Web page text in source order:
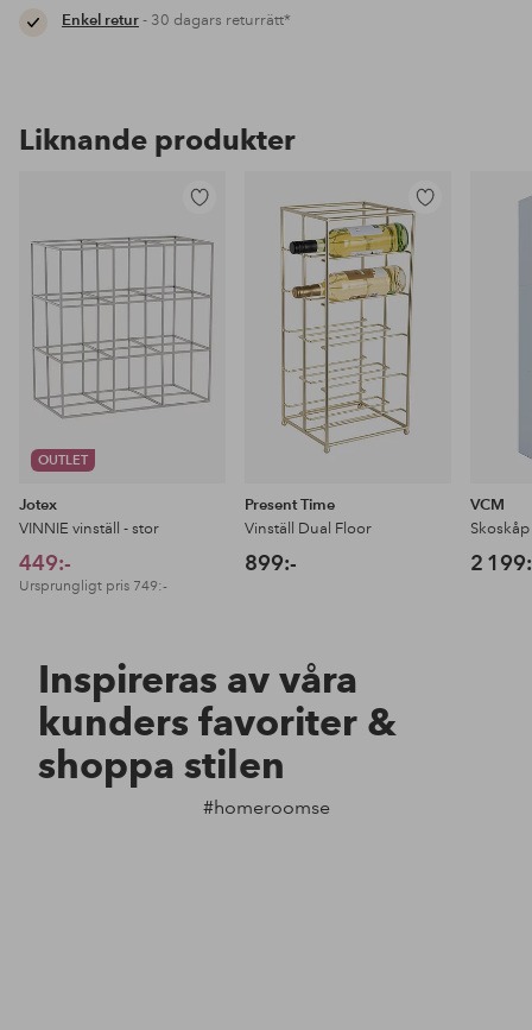
Enkel retur- 30 dagars returrätt*
Liknande produkter
OUTLET
till
Jotex
VINNIE vinställ - stor
449:-
Ursprungligt pris 749:-
Lägg
till
i
favoriter
Present Time
Vinställ Dual Floor
899:-
VCM
2
Inspireras av våra
kunders favoriter &
shoppa stilen
#homeroomse